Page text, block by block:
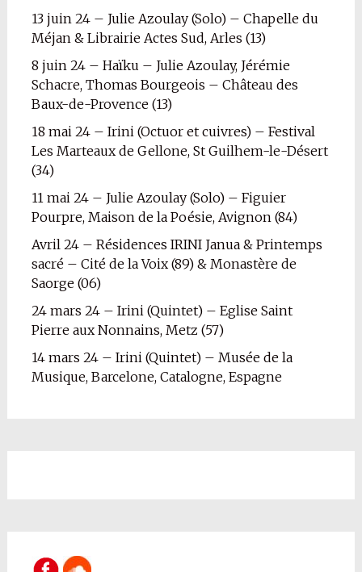
13 juin 24 – Julie Azoulay (Solo) – Chapelle du
Méjan & Librairie Actes Sud, Arles (13)
8 juin 24 – Haïku – Julie Azoulay, Jérémie
Schacre, Thomas Bourgeois – Château des
Baux-de-Provence (13)
18 mai 24 – Irini (Octuor et cuivres) – Festival
Les Marteaux de Gellone, St Guilhem-le-Désert
(34)
11 mai 24 – Julie Azoulay (Solo) – Figuier
Pourpre, Maison de la Poésie, Avignon (84)
Avril 24 – Résidences IRINI Janua & Printemps
sacré – Cité de la Voix (89) & Monastère de
Saorge (06)
24 mars 24 – Irini (Quintet) – Eglise Saint
Pierre aux Nonnains, Metz (57)
14 mars 24 – Irini (Quintet) – Musée de la
Musique, Barcelone, Catalogne, Espagne